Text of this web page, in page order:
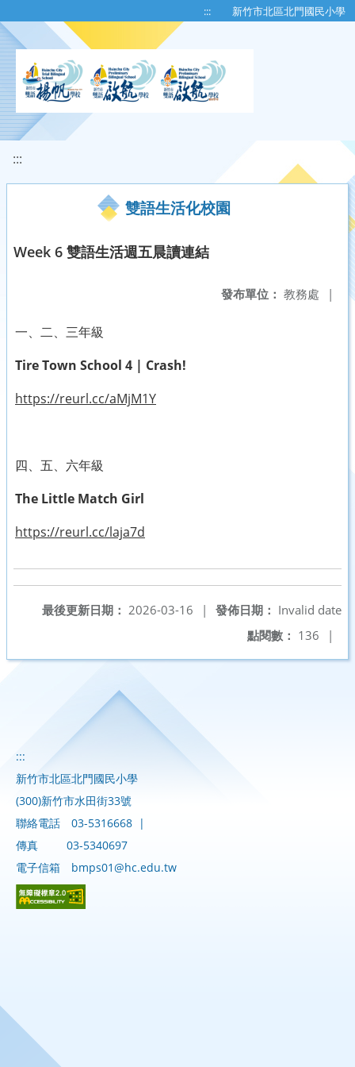
::: 新竹市北區北門國民小學
:::
雙語生活化校園
Week 6 雙語生活週五晨讀連結
發布單位： 教務處 |
一、二、三年級
Tire Town School 4 | Crash!
https://reurl.cc/aMjM1Y
四、五、六年級
The Little Match Girl
https://reurl.cc/laja7d
發佈日期： Invalid date
最後更新日期： 2026-03-16
|
點閱數： 136 |
:::
新竹市北區北門國民小學
(300)新竹市水田街33號
聯絡電話
03-5316668 |
傳真
03-5340697
電子信箱
bmps01@hc.edu.tw